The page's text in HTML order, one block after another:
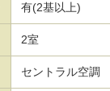
有(2基以上)
2室
セントラル空調